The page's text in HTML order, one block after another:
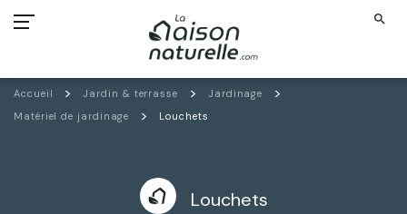
search
Accueil Jardin & terrasse
Jardinage
Matériel de jardinage
Louchets
Louchets